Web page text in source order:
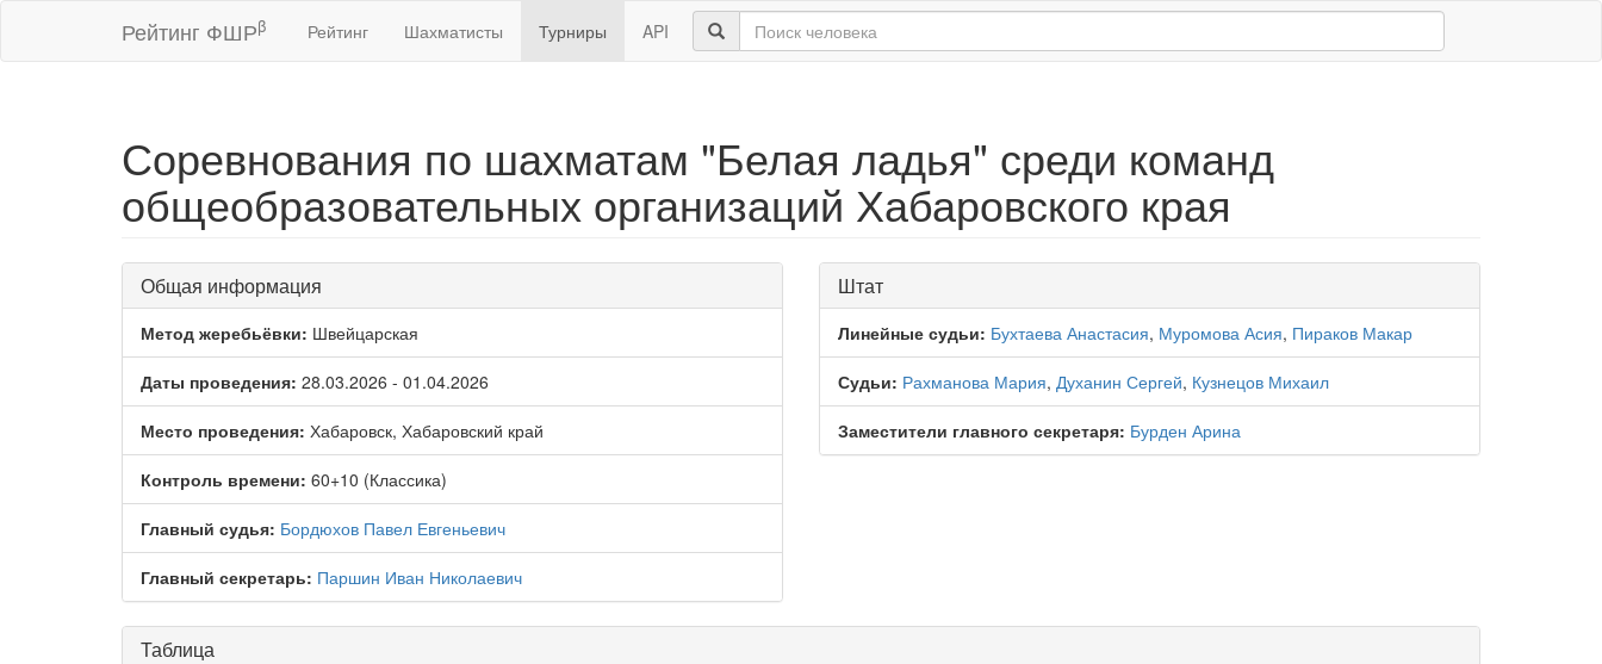
Рейтинг ФШРβ Рейтинг Шахматисты Турниры API
Соревнования по шахматам "Белая ладья" среди команд
общеобразовательных организаций Хабаровского края
Общая информация
Метод жеребьёвки: Швейцарская
Даты проведения: 28.03.2026 - 01.04.2026
Место проведения: Хабаровск, Хабаровский край
Контроль времени: 60+10 (Классика)
Главный судья: Бордюхов Павел Евгеньевич
Главный секретарь: Паршин Иван Николаевич
Штат
Линейные судьи: Бухтаева Анастасия, Муромова Асия, Пираков Макар
Судьи: Рахманова Мария, Духанин Сергей, Кузнецов Михаил
Заместители главного секретаря: Бурден Арина
Таблица